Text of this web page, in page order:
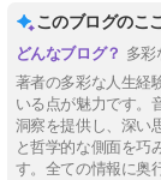
このブログのこ
多彩
著者の多彩な人生経
いる点が魅力です。
洞察を提供し、深い
と哲学的な側面を巧
す。全ての情報に奥